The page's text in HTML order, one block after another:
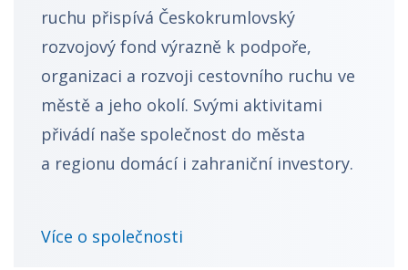
ruchu přispívá Českokrumlovský
rozvojový fond výrazně k podpoře,
organizaci a rozvoji cestovního ruchu ve
městě a jeho okolí. Svými aktivitami
přivádí naše společnost do města
a regionu domácí i zahraniční investory.
Více o společnosti